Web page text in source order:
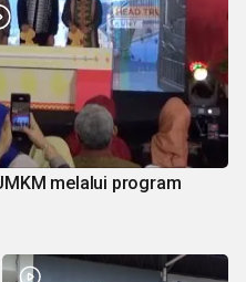
melalui program